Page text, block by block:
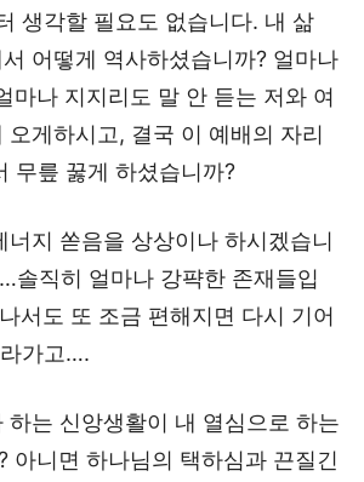
생각할 필요도 없습니다. 내 삶
어떻게 역사하셨습니까? 얼마나
마나 지지리도 말 안 듣는 저와 여
오게하시고, 결국 이 예배의 자리
무릎 꿇게 하셨습니까?
너지 쏟음을 상상이나 하시겠습니
솔직히 얼마나 강퍅한 존재들입
서도 또 조금 편해지면 다시 기어
가고….
하는 신앙생활이 내 열심으로 하는
아니면 하나님의 택하심과 끈질긴